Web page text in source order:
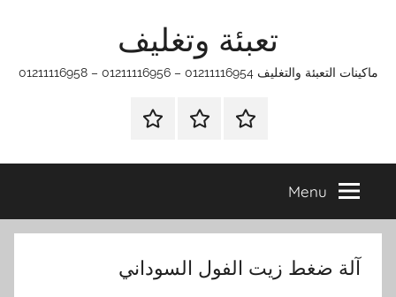
تعبئة وتغليف
ماكينات التعبئة والتغليف 01211116954 – 01211116956 – 01211116958
الرئيسيةماكينات
وتغليف
اتـصـل
في
التي
Menu
آلة ضغط زيت الفول السوداني